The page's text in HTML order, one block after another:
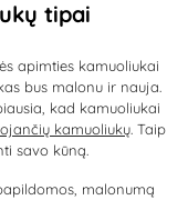
tipai
apimties kamuoliukai
bus malonu ir nauja.
kad kamuoliukai
kamuoliukų. Taip
savo kūną.
malonumą